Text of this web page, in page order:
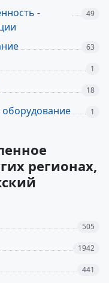
-
49
63
1
18
1
регионах,
505
1942
441